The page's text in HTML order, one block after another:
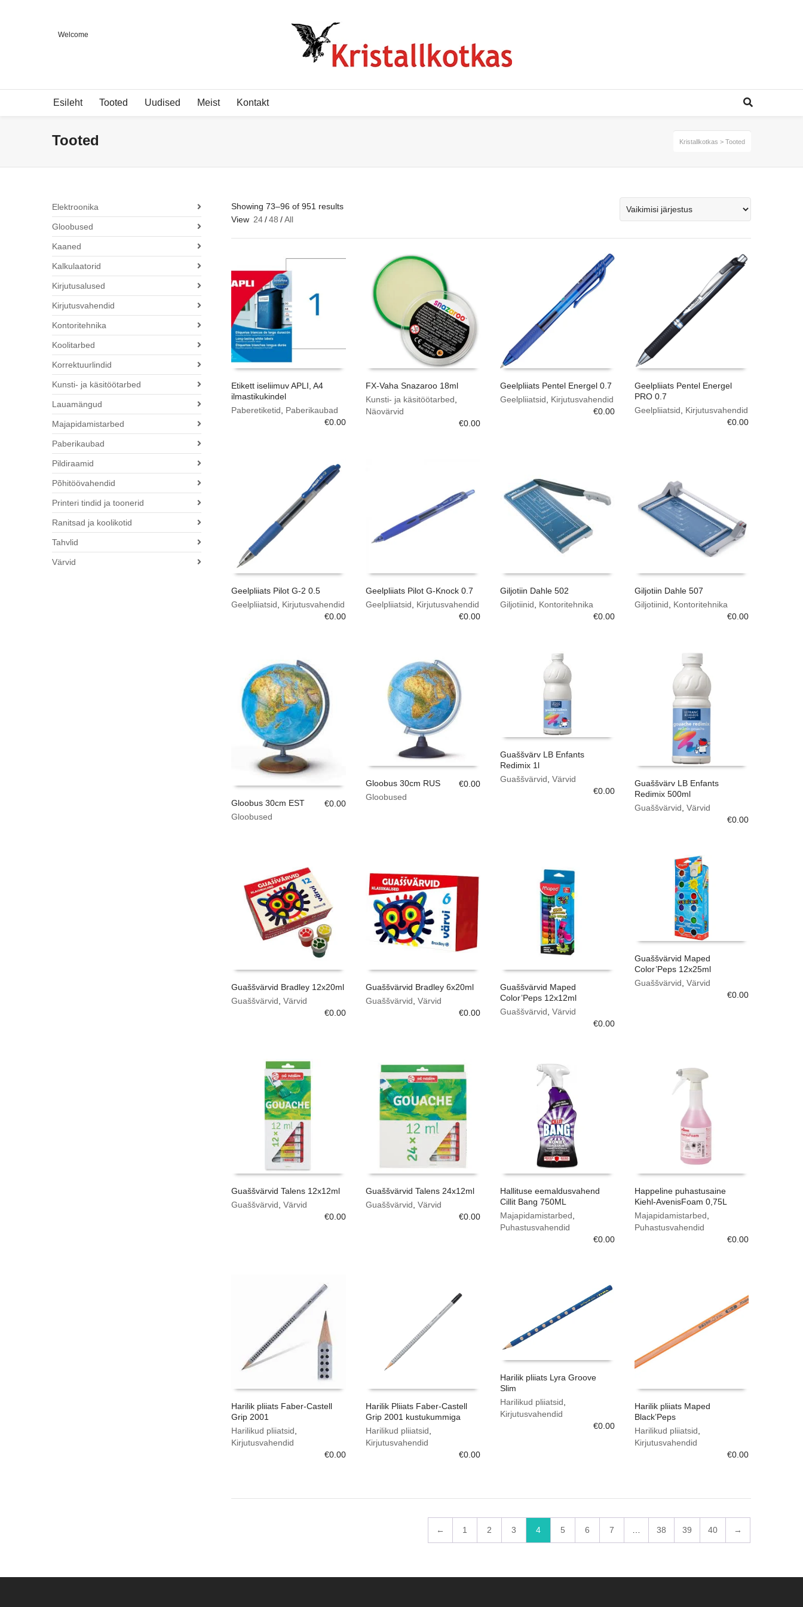
Welcome
Esileht Tooted Uudised Meist Kontakt
Tooted Kristallkotkas > Tooted
Showing 73–96 of 951 results
View 24/48 /All
Etikett iseliimuv APLI, A4
ilmastikukindel
Paberetiketid
Paberikaubad
€0.00
FX-Vaha Snazaroo 18ml
Kunsti- ja käsitöötarbed
Näovärvid
€0.00
Geelpliiats Pentel Energel 0.7
Geelpliiatsid
Kirjutusvahendid
€0.00
Geelpliiats Pentel Energel
PRO 0.7
Geelpliiatsid
Kirjutusvahendid
€0.00
Geelpliiats Pilot G-2 0.5
Geelpliiatsid
Kirjutusvahendid
€0.00
Geelpliiats Pilot G-Knock 0.7
Geelpliiatsid
Kirjutusvahendid
€0.00
Giljotiin Dahle 502
Giljotiinid
Kontoritehnika
€0.00
Giljotiin Dahle 507
Giljotiinid
Kontoritehnika
€0.00
Gloobus 30cm EST
Gloobused
€0.00
Gloobus 30cm RUS
Gloobused
€0.00
Guaššvärv LB Enfants
Redimix 1l
Guaššvärvid Värvid
€0.00
Guaššvärv LB Enfants
Redimix 500ml
Guaššvärvid, Värvid
€0.00
Guaššvärvid Bradley 12x20ml
Guaššvärvid Värvid
€0.00
Guaššvärvid Bradley 6x20ml
Guaššvärvid Värvid
€0.00
Guaššvärvid Maped
Color’Peps 12x12ml
Guaššvärvid Värvid
€0.00
Guaššvärvid Maped
Color’Peps 12x25ml
Guaššvärvid Värvid
€0.00
Guaššvärvid Talens 12x12ml
Guaššvärvid Värvid
€0.00
Guaššvärvid Talens 24x12ml
Guaššvärvid Värvid
€0.00
Hallituse eemaldusvahend
Cillit Bang 750ML
Majapidamistarbed
Puhastusvahendid
€0.00
Happeline puhastusaine
Kiehl-AvenisFoam 0,75L
Majapidamistarbed
Puhastusvahendid
€0.00
Harilik pliiats Faber-Castell
Grip 2001
Harilikud pliiatsid,
Kirjutusvahendid
€0.00
Harilik Pliiats Faber-Castell
Grip 2001 kustukummiga
Harilikud pliiatsid,
Kirjutusvahendid
€0.00
Harilik pliiats Lyra Groove
Slim
Harilikud pliiatsid
Kirjutusvahendid
€0.00
Harilik pliiats Maped
Black’Peps
Harilikud pliiatsid,
Kirjutusvahendid
€0.00
← 1 2 3 4 5 6 7 … 38 39 40 →
Elektroonika
Gloobused
Kaaned
Kalkulaatorid
Kirjutusalused
Kirjutusvahendid
Kontoritehnika
Koolitarbed
Korrektuurlindid
Kunsti- ja käsitöötarbed
Lauamängud
Majapidamistarbed
Paberikaubad
Pildiraamid
Põhitöövahendid
Printeri tindid ja toonerid
Ranitsad ja koolikotid
Tahvlid
Värvid